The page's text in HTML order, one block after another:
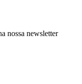
nossa newsletter